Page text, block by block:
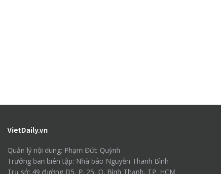
VietDaily.vn
Quản lý nội dung: Phạm Đức Quỳnh
Trưởng ban biên tập: Nhà báo Nguyễn Thanh Bình
Trụ sở: 49 đường D5, P. 25, Q. Bình Thạnh, TP. HCM